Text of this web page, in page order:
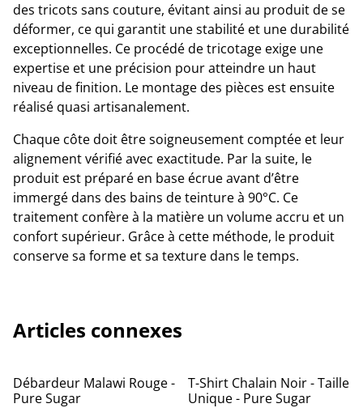
des tricots sans couture, évitant ainsi au produit de se
déformer, ce qui garantit une stabilité et une durabilité
exceptionnelles. Ce procédé de tricotage exige une
expertise et une précision pour atteindre un haut
niveau de finition. Le montage des pièces est ensuite
réalisé quasi artisanalement.
Chaque côte doit être soigneusement comptée et leur
alignement vérifié avec exactitude. Par la suite, le
produit est préparé en base écrue avant d’être
immergé dans des bains de teinture à 90°C. Ce
traitement confère à la matière un volume accru et un
confort supérieur. Grâce à cette méthode, le produit
conserve sa forme et sa texture dans le temps.
Articles connexes
Débardeur Malawi Rouge -
Pure Sugar
T-Shirt Chalain Noir - Taille
Unique - Pure Sugar